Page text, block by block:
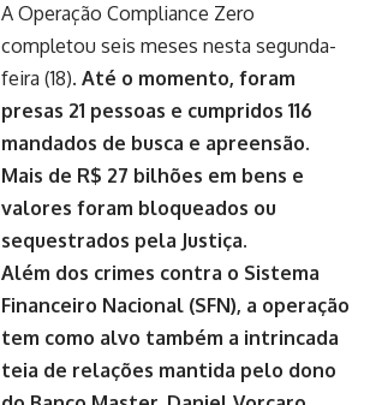
A Operação Compliance Zero
completou seis meses nesta segunda-
feira (18). Até o momento, foram
presas 21 pessoas e cumpridos 116
mandados de busca e apreensão.
Mais de R$ 27 bilhões em bens e
valores foram bloqueados ou
sequestrados pela Justiça.
Além dos crimes contra o Sistema
Financeiro Nacional (SFN), a operação
tem como alvo também a intrincada
teia de relações mantida pelo dono